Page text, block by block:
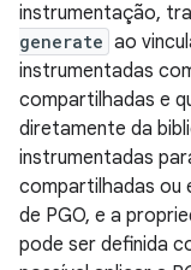
instrumentação,
generate ao
instrumentadas
compartilhadas e
diretamente da
instrumentadas
compartilhadas ou
de PGO, e a
pode ser definida